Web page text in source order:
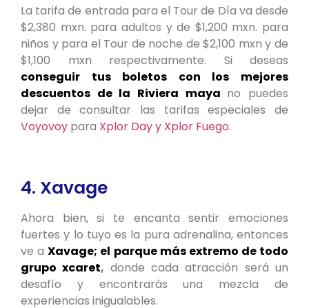
La tarifa de entrada para el Tour de Día va desde
$2,380 mxn. para adultos y de $1,200 mxn. para
niños y para el Tour de noche de $2,100 mxn y de
$1,100 mxn respectivamente. Si deseas
conseguir tus boletos con los mejores
descuentos de la Riviera maya no puedes
dejar de consultar las tarifas especiales de
Voyovoy para Xplor Dayy Xplor Fuego.
4. Xavage
Ahora bien, si te encanta sentir emociones
fuertes y lo tuyo es la pura adrenalina, entonces
ve aXavage; el parque más extremo de todo
grupo xcaret, donde cada atracción será un
desafío y encontrarás una mezcla de
experiencias inigualables.